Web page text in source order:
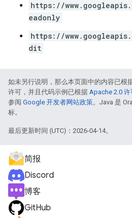
https://
eadonly
https://
dit
如未另行说明，那么本页面中的内容已根
许可，并且代码示例已根据 Apache 2.0 许
参阅 Google 开发者网站政策。Java 是
标。
最后更新时间 (UTC)：2026-04-14。
简报
Discord
博客
GitHub